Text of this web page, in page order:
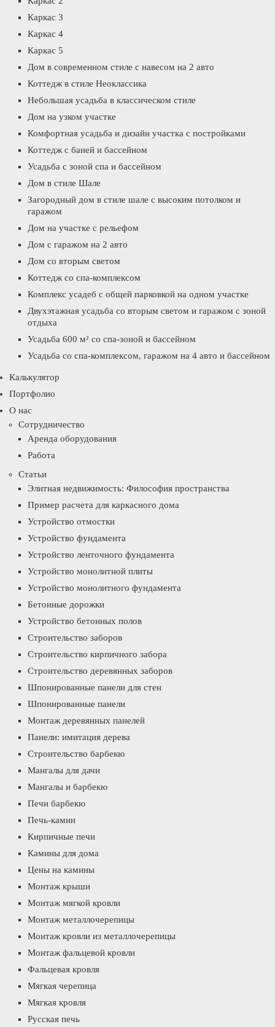
Каркас 3
Каркас 4
Каркас 5
Дом в современном стиле с навесом на 2 авто
Коттедж в стиле Неоклассика
Небольшая усадьба в классическом стиле
Дом на узком участке
Комфортная усадьба и дизайн участка с постройками
Коттедж с баней и бассейном
Усадьба с зоной спа и бассейном
Дом в стиле Шале
Загородный дом в стиле шале с высоким потолком и
гаражом
Дом на участке с рельефом
Дом с гаражом на 2 авто
Дом со вторым светом
Коттедж со спа-комплексом
Комплекс усадеб с общей парковкой на одном участке
Двухэтажная усадьба со вторым светом и гаражом с зоной
отдыха
Усадьба 600 м² со спа-зоной и бассейном
Усадьба со спа-комплексом, гаражом на 4 авто и бассейном
Калькулятор
Портфолио
О нас
Сотрудничество
Аренда оборудования
Работа
Статьи
Элитная недвижимость: Философия пространства
Пример расчета для каркасного дома
Устройство отмостки
Устройство фундамента
Устройство ленточного фундамента
Устройство монолитной плиты
Устройство монолитного фундамента
Бетонные дорожки
Устройство бетонных полов
Строительство заборов
Строительство кирпичного забора
Строительство деревянных заборов
Шпонированные панели для стен
Шпонированные панели
Монтаж деревянных панелей
Панели: имитация дерева
Строительство барбекю
Мангалы для дачи
Мангалы и барбекю
Печи барбекю
Печь-камин
Кирпичные печи
Камины для дома
Цены на камины
Монтаж крыши
Монтаж мягкой кровли
Монтаж металлочерепицы
Монтаж кровли из металлочерепицы
Монтаж фальцевой кровли
Фальцевая кровля
Мягкая черепица
Мягкая кровля
Русская печь